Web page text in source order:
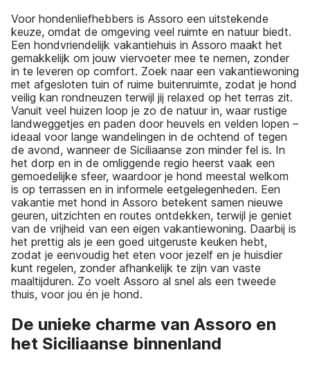
Voor hondenliefhebbers is Assoro een uitstekende
keuze, omdat de omgeving veel ruimte en natuur biedt.
Een hondvriendelijk vakantiehuis in Assoro maakt het
gemakkelijk om jouw viervoeter mee te nemen, zonder
in te leveren op comfort. Zoek naar een vakantiewoning
met afgesloten tuin of ruime buitenruimte, zodat je hond
veilig kan rondneuzen terwijl jij relaxed op het terras zit.
Vanuit veel huizen loop je zo de natuur in, waar rustige
landweggetjes en paden door heuvels en velden lopen –
ideaal voor lange wandelingen in de ochtend of tegen
de avond, wanneer de Siciliaanse zon minder fel is. In
het dorp en in de omliggende regio heerst vaak een
gemoedelijke sfeer, waardoor je hond meestal welkom
is op terrassen en in informele eetgelegenheden. Een
vakantie met hond in Assoro betekent samen nieuwe
geuren, uitzichten en routes ontdekken, terwijl je geniet
van de vrijheid van een eigen vakantiewoning. Daarbij is
het prettig als je een goed uitgeruste keuken hebt,
zodat je eenvoudig het eten voor jezelf en je huisdier
kunt regelen, zonder afhankelijk te zijn van vaste
maaltijduren. Zo voelt Assoro al snel als een tweede
thuis, voor jou én je hond.
De unieke charme van Assoro en
het Siciliaanse binnenland